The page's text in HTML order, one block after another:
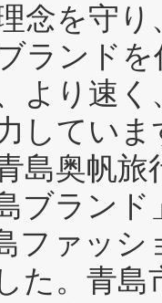
念を守
ランド
より速
してい
島奥帆
ブラン
ファッ
た。青